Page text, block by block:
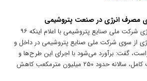
مدیر بهینه‌سازی مصرف انرژی شرکت ملی صنایع پتروشیمی با اعلام اینکه ۹۶
از سوی شرکت ملی صنایع پتروشیمی در داخل و
گفت: برآورد می‌شود با اجرای این طرح‌ها و
فعال‌بودن واحدها با ظرفیت کامل، سالانه حدود ۲۵۰ میلیون مترمکعب کاهش